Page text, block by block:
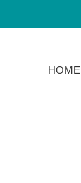
HOME